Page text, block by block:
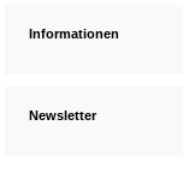
Informationen
Newsletter